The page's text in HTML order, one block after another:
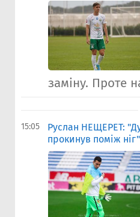
заміну. Проте
15:05
Руслан НЕЩЕРЕТ:
прокинув поміж ніг"